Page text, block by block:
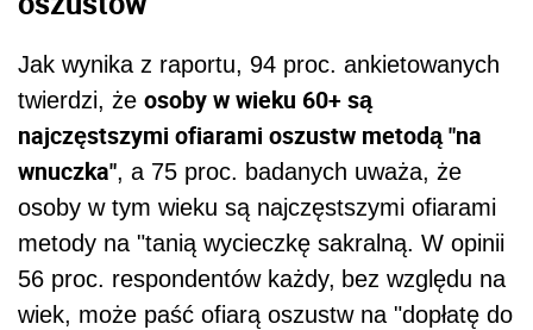
Jak wynika z raportu, 94 proc. ankietowanych
twierdzi, że osoby w wieku 60+ są
najczęstszymi ofiarami oszustw metodą "na
wnuczka", a 75 proc. badanych uważa, że
osoby w tym wieku są najczęstszymi ofiarami
metody na "tanią wycieczkę sakralną. W opinii
56 proc. respondentów każdy, bez względu na
wiek, może paść ofiarą oszustw na "dopłatę do